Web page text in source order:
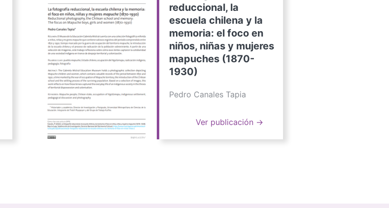
reduccional, la
escuela chilena y la
memoria: el foco en
niños, niñas y mujeres
mapuches (1870-
1930)
Pedro Canales Tapia
Ver publicación →